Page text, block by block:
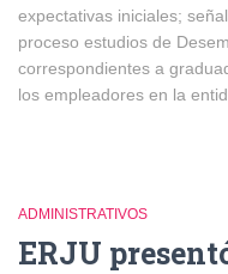
expectativas iniciales;
proceso estudios de
correspondientes a
los empleadores en la
ADMINISTRATIVOS
ERJU